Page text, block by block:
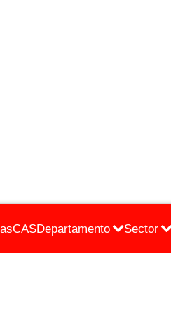
CASDepartamento Sector